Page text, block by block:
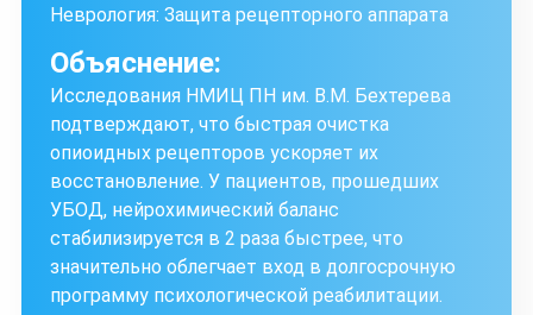
Неврология: Защита рецепторного аппарата
Объяснение:
Исследования НМИЦ ПН им. В.М. Бехтерева
подтверждают, что быстрая очистка
опиоидных рецепторов ускоряет их
восстановление. У пациентов, прошедших
УБОД, нейрохимический баланс
стабилизируется в 2 раза быстрее, что
значительно облегчает вход в долгосрочную
программу психологической реабилитации.